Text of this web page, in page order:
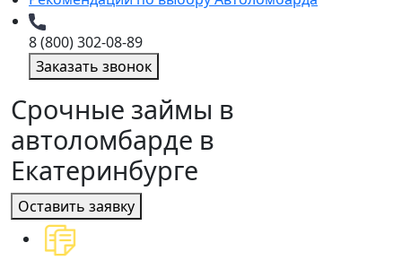
8 (800) 302-08-89
Заказать звонок
Срочные займы в
автоломбарде в
Екатеринбурге
Оставить заявку